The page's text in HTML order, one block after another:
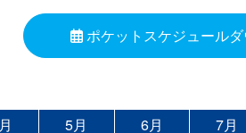
ポケットスケジュール
5月 6月 7月